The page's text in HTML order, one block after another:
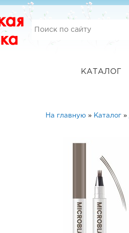
КАТАЛОГ
На главную » Каталог »